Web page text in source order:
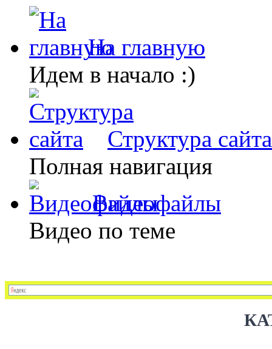
На главную
Идем в начало :)
Структура сайта
Полная навигация
Видеофайлы
Видео по теме